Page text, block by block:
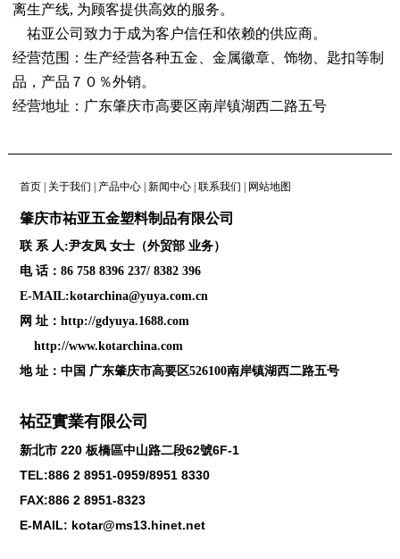
离生产线, 为顾客提供高效的服务。
祐亚公司致力于成为客户信任和依赖的供应商。
经营范围：生产经营各种五金、金属徽章、饰物、匙扣等制
品，产品７０％外销。
经营地址：广东肇庆市高要区南岸镇湖西二路五号
首页| 关于我们 产品中心| 新闻中心| 联系我们 网站地图
肇庆市祐亚五金塑料制品有限公司
联 系 人:尹友凤 女士（外贸部 业务）
电 话：86 758 8396 237/ 8382 396
E-MAIL:kotarchina@yuya.com.cn
网 址： http://gdyuya.1688.com
http://www.kotarchina.com
地 址：中国 广东肇庆市高要区526100南岸镇湖西二路五号
祐亞實業有限公司
新北市220 板橋區中山路二段62號6F-1
TEL:886 2 8951-0959/8951 8330
FAX:886 2 8951-8323
E-MAIL: kotar@ms13.hinet.net